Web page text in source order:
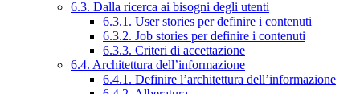
6.3. Dalla ricerca ai bisogni degli utenti
6.3.1. User stories per definire i contenuti
6.3.2. Job stories per definire i contenuti
6.3.3. Criteri di accettazione
6.4. Architettura dell’informazione
6.4.1. Definire l’architettura dell’informazione